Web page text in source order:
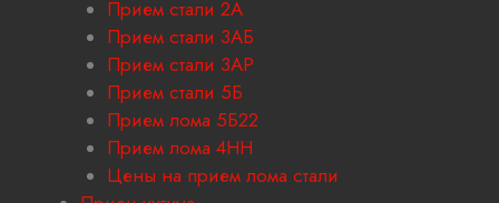
Прием стали 2А
Прием стали 3АБ
Прием стали 3АР
Прием стали 5Б
Прием лома 5Б22
Прием лома 4НН
Цены на прием лома стали